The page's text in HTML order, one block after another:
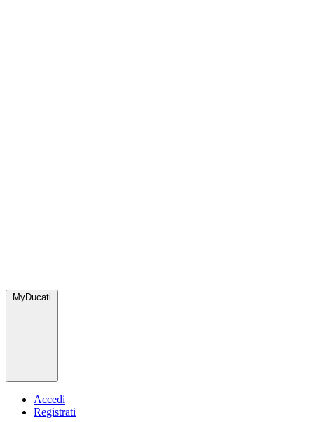
MyDucati
Accedi
Registrati